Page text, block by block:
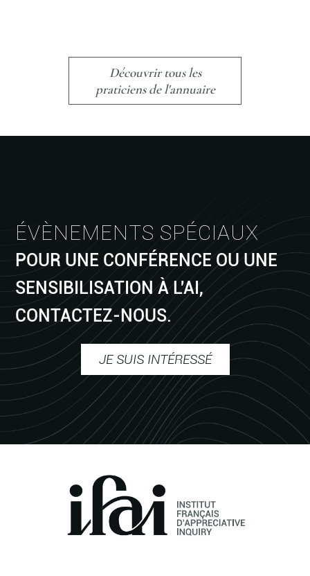
Découvrir tous les
praticiens de l'annuaire
ÉVÈNEMENTS SPÉCIAUX
POUR UNE CONFÉRENCE OU UNE
SENSIBILISATION À L'AI,
CONTACTEZ-NOUS.
JE SUIS INTÉRESSÉ